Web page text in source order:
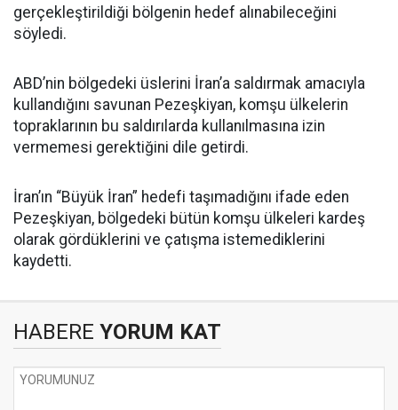
gerçekleştirildiği bölgenin hedef alınabileceğini
söyledi.
ABD’nin bölgedeki üslerini İran’a saldırmak amacıyla
kullandığını savunan Pezeşkiyan, komşu ülkelerin
topraklarının bu saldırılarda kullanılmasına izin
vermemesi gerektiğini dile getirdi.
İran’ın “Büyük İran” hedefi taşımadığını ifade eden
Pezeşkiyan, bölgedeki bütün komşu ülkeleri kardeş
olarak gördüklerini ve çatışma istemediklerini
kaydetti.
HABERE YORUM KAT